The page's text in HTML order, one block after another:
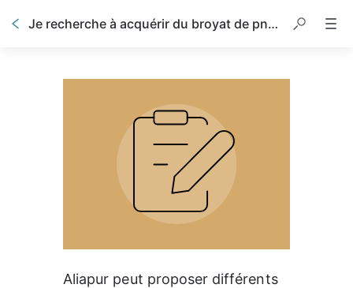
Je recherche à acquérir du broyat de pneumatique
Aliapur peut proposer différents